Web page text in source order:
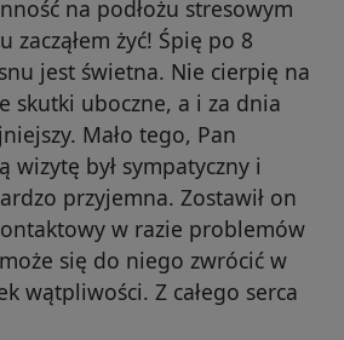
na podłożu stresowym
zacząłem żyć! Śpię po 8
jest świetna. Nie cierpię na
skutki uboczne, a i za dnia
Mało tego, Pan
wizytę był sympatyczny i
przyjemna. Zostawił on
w razie problemów
się do niego zwrócić w
wątpliwości. Z całego serca